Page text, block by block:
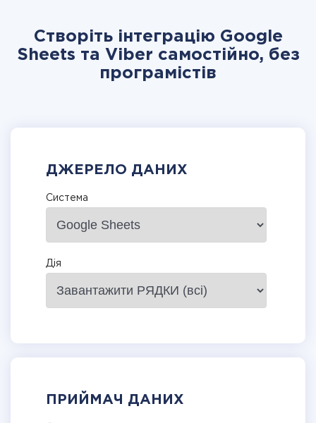
Створіть інтеграцію Google
Sheets та Viber самостійно, без
програмістів
ДЖЕРЕЛО ДАНИХ
Система
Дія
ПРИЙМАЧ ДАНИХ